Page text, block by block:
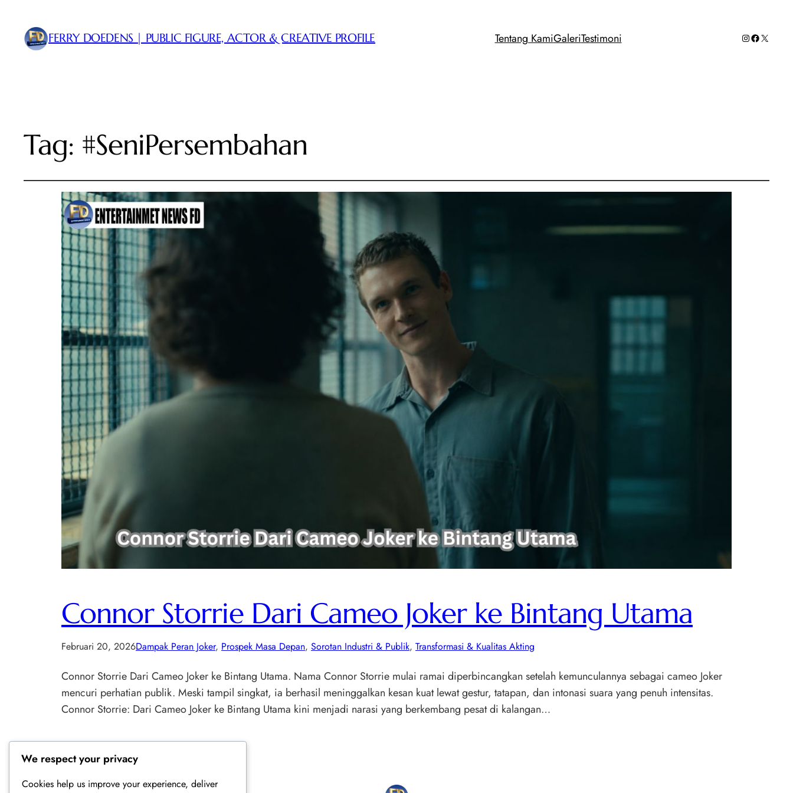
FERRY DOEDENS | PUBLIC FIGURE, ACTOR & CREATIVE PROFILE Tentang KamiGaleriTestimoni Instagram
Facebook
X
Tag: #SeniPersembahan
Connor Storrie Dari Cameo Joker ke Bintang Utama
Februari 20, 2026Dampak Peran Joker, Prospek Masa Depan, Sorotan Industri & Publik, Transformasi & Kualitas Akting
Connor Storrie Dari Cameo Joker ke Bintang Utama. Nama Connor Storrie mulai ramai diperbincangkan setelah kemunculannya sebagai cameo Joker
mencuri perhatian publik. Meski tampil singkat, ia berhasil meninggalkan kesan kuat lewat gestur, tatapan, dan intonasi suara yang penuh intensitas.
Connor Storrie: Dari Cameo Joker ke Bintang Utama kini menjadi narasi yang berkembang pesat di kalangan…
We respect your privacy
Cookies help us improve your experience, deliver